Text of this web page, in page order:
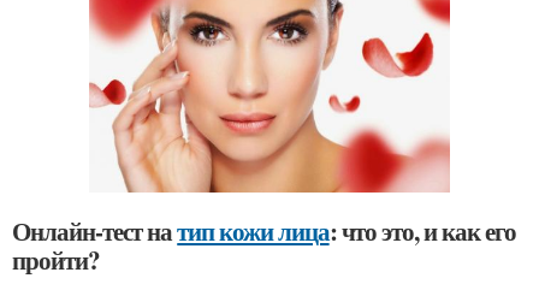
Онлайн-тест натип кожи лица: что это, и как его
пройти?